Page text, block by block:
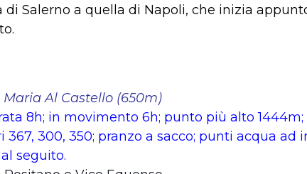
Salerno a quella di Napoli, che inizia
Al Castello (650m)
8h; in movimento 6h; punto più alto
300, 350; pranzo a sacco; punti acqua ad
seguito.